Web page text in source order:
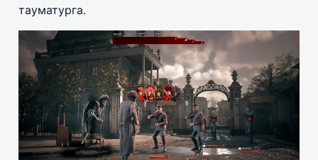
тауматурга.